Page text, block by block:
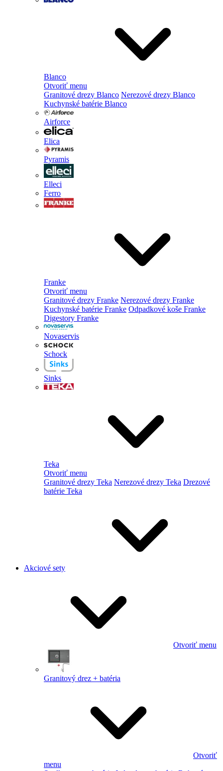
Blanco
Otvoriť menu
Granitové drezy Blanco Nerezové drezy Blanco
Kuchynské batérie Blanco
Airforce
Elica
Pyramis
Elleci
Ferro
Franke
Otvoriť menu
Granitové drezy Franke Nerezové drezy Franke
Kuchynské batérie Franke Odpadkové koše Franke
Digestory Franke
Novaservis
Schock
Sinks
Teka
Otvoriť menu
Granitové drezy Teka Nerezové drezy Teka Drezové
batérie Teka
Akciové sety
Otvoriť menu
Granitový drez + batéria
Otvoriť
menu